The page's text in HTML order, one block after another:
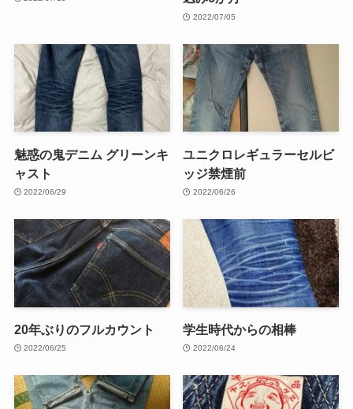
2022/07/05
魅惑の鬼デニム グリーンキ
ャスト
2022/06/29
ユニクロレギュラーセルビ
ッジ禁煙前
2022/06/26
20年ぶりのフルカウント
2022/06/25
学生時代からの相棒
2022/06/24